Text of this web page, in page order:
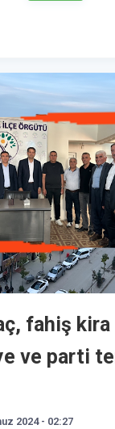
fahiş kira
ve parti
2024 - 02:27